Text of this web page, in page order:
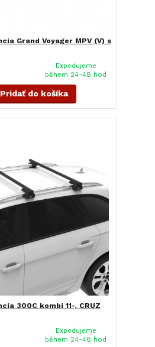
Grand Voyager MPV (V) s
Expedujeme
během 24-48 hod
Pridať do košíka
300C kombi 11-, CRUZ
Expedujeme
během 24-48 hod